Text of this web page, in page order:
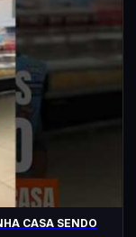
CASA SENDO